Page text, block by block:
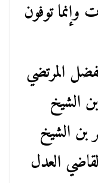
توفون
المرتضي
الشيخ
بن الشيخ
العدل